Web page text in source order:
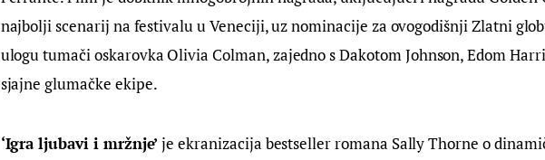
najbolji scenarij na festivalu u Veneciji, uz nominacije za ovogodišnji Zlatni
ulogu tumači oskarovka Olivia Colman, zajedno s Dakotom Johnson, Edom
sjajne glumačke ekipe.
‘Igra ljubavi i mržnje’ je ekranizacija bestseller romana Sally Thorne o